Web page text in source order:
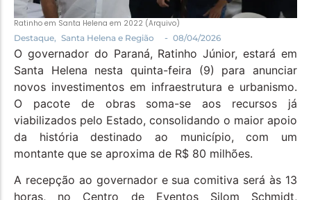
Ratinho em Santa Helena em 2022 (Arquivo)
Destaque, Santa Helena e Região - 08/04/2026
O governador do Paraná, Ratinho Júnior, estará em
Santa Helena nesta quinta-feira (9) para anunciar
novos investimentos em infraestrutura e urbanismo.
O pacote de obras soma-se aos recursos já
viabilizados pelo Estado, consolidando o maior apoio
da história destinado ao município, com um
montante que se aproxima de R$ 80 milhões.
A recepção ao governador e sua comitiva será às 13
horas, no Centro de Eventos Silom Schmidt,